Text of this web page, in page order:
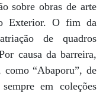
sobre obras de arte
Exterior. O fim da
de quadros
causa da barreira,
“Abaporu”, de
em coleções